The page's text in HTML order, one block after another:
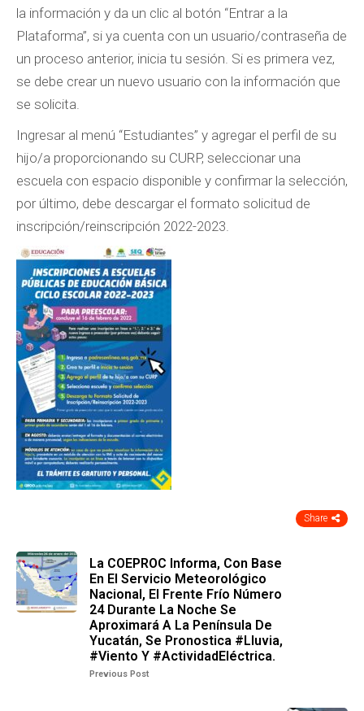
la información y da un clic al botón “Entrar a la
Plataforma”, si ya cuenta con un usuario/contraseña de
un proceso anterior, inicia tu sesión. Si es primera vez,
se debe crear un nuevo usuario con la información que
se solicita.
Ingresar al menú “Estudiantes” y agregar el perfil de su
hijo/a proporcionando su CURP, seleccionar una
escuela con espacio disponible y confirmar la selección,
por último, debe descargar el formato solicitud de
inscripción/reinscripción 2022-2023.
Share
La COEPROC Informa, Con Base
En El Servicio Meteorológico
Nacional, El Frente Frío Número
24 Durante La Noche Se
Aproximará A La Península De
Yucatán, Se Pronostica #Lluvia,
#Viento Y #ActividadEléctrica.
Previous Post